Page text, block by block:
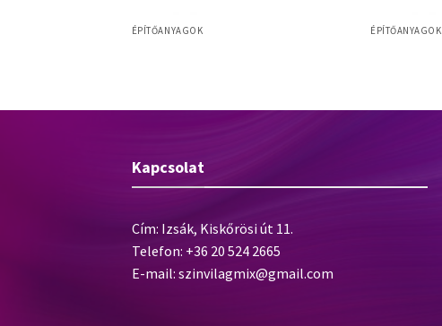
ÉPÍTŐANYAGOK ÉPÍTŐANYAGOK
Kapcsolat
Cím: Izsák, Kiskőrösi út 11.
Telefon: +36 20 524 2665
E-mail: szinvilagmix@gmail.com